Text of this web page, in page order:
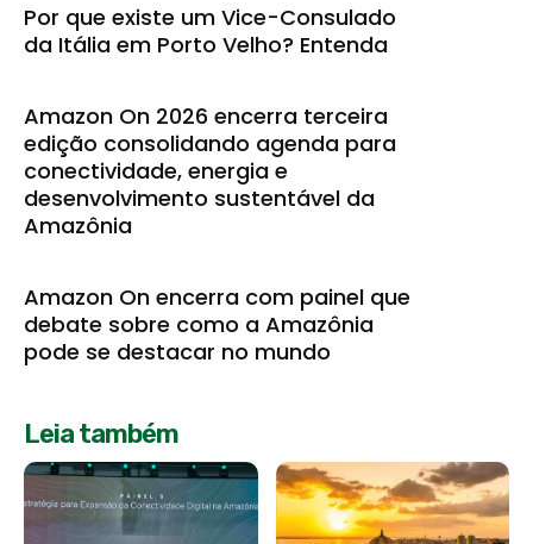
Por que existe um Vice-Consulado
da Itália em Porto Velho? Entenda
Amazon On 2026 encerra terceira
edição consolidando agenda para
conectividade, energia e
desenvolvimento sustentável da
Amazônia
Amazon On encerra com painel que
debate sobre como a Amazônia
pode se destacar no mundo
Leia também